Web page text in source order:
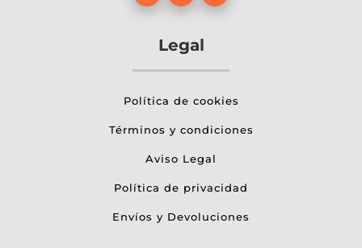
Legal
Política de cookies
Términos y condiciones
Aviso Legal
Política de privacidad
Envíos y Devoluciones